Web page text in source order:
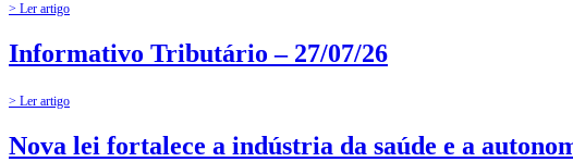
> Ler artigo
Informativo Tributário – 27/07/26
> Ler artigo
Nova lei fortalece a indústria da saúde e a